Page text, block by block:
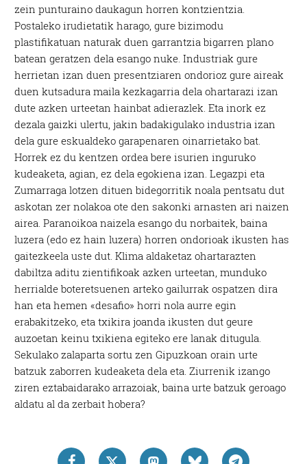
zein punturaino daukagun horren kontzientzia.
Postaleko irudietatik harago, gure bizimodu
plastifikatuan naturak duen garrantzia bigarren plano
batean geratzen dela esango nuke. Industriak gure
herrietan izan duen presentziaren ondorioz gure aireak
duen kutsadura maila kezkagarria dela ohartarazi izan
dute azken urteetan hainbat adierazlek. Eta inork ez
dezala gaizki ulertu, jakin badakigulako industria izan
dela gure eskualdeko garapenaren oinarrietako bat.
Horrek ez du kentzen ordea bere isurien inguruko
kudeaketa, agian, ez dela egokiena izan. Legazpi eta
Zumarraga lotzen dituen bidegorritik noala pentsatu dut
askotan zer nolakoa ote den sakonki arnasten ari naizen
airea. Paranoikoa naizela esango du norbaitek, baina
luzera (edo ez hain luzera) horren ondorioak ikusten has
gaitezkeela uste dut. Klima aldaketaz ohartarazten
dabiltza aditu zientifikoak azken urteetan, munduko
herrialde boteretsuenen arteko gailurrak ospatzen dira
han eta hemen «desafio» horri nola aurre egin
erabakitzeko, eta txikira joanda ikusten dut geure
auzoetan keinu txikiena egiteko ere lanak ditugula.
Sekulako zalaparta sortu zen Gipuzkoan orain urte
batzuk zaborren kudeaketa dela eta. Ziurrenik izango
ziren eztabaidarako arrazoiak, baina urte batzuk geroago
aldatu al da zerbait hobera?